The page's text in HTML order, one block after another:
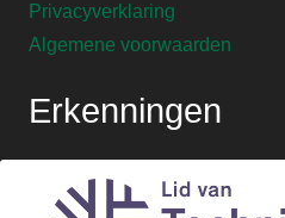
Privacyverklaring
Algemene voorwaarden
Erkenningen